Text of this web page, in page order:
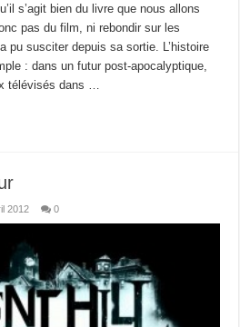
s’agit bien du livre que nous allons
pas du film, ni rebondir sur les
pu susciter depuis sa sortie. L’histoire
: dans un futur post-apocalyptique,
télévisés dans …
2012 0